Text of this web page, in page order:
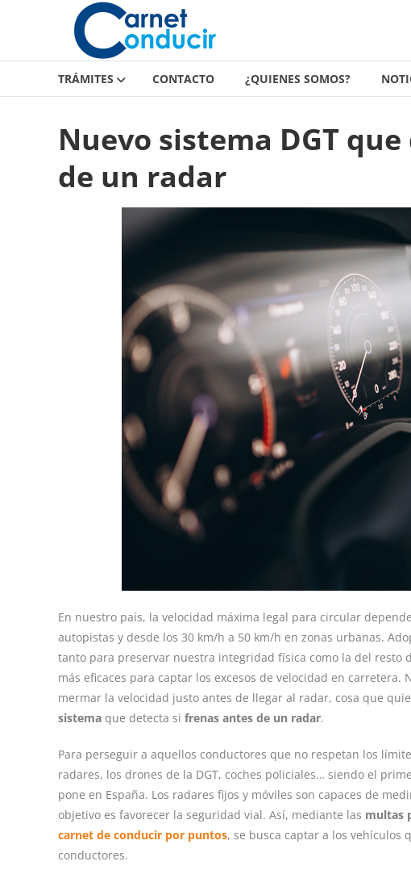
Carnet
de
conducir
Carnet
conducir
TRÁMITES CONTACTO ¿QUIENES SOMOS?
Nuevo sistema DGT
de un radar
En nuestro país, la velocidad máxima legal para circular
autopistas y desde los 30 km/h a 50 km/h en zonas urbanas.
tanto para preservar nuestra integridad física como la del resto
más eficaces para captar los excesos de velocidad en
mermar la velocidad justo antes de llegar al radar, cosa que
sistema que detecta si frenas antes de un radar.
Para perseguir a aquellos conductores que no respetan los
radares, los drones de la DGT, coches policiales… siendo el
pone en España. Los radares fijos y móviles son capaces de
objetivo es favorecer la seguridad vial. Así, mediante las multas
carnet de conducir por puntos, se busca captar a los
conductores.